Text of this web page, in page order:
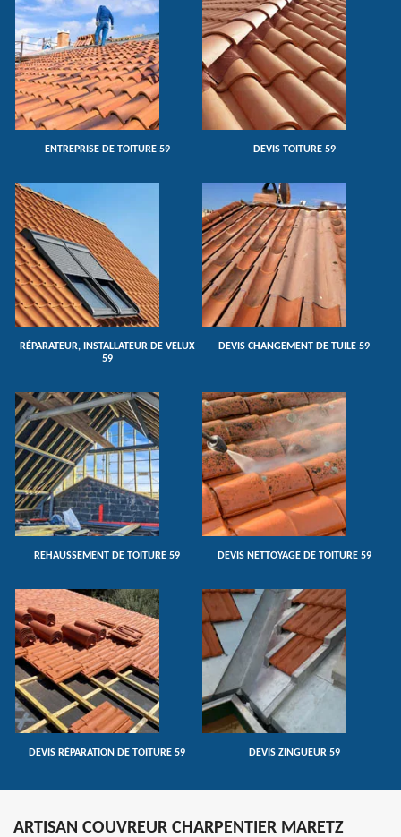
ENTREPRISE DE TOITURE 59 DEVIS TOITURE 59
RÉPARATEUR, INSTALLATEUR DE VELUX
59
DEVIS CHANGEMENT DE TUILE 59
REHAUSSEMENT DE TOITURE 59 DEVIS NETTOYAGE DE TOITURE 59
DEVIS RÉPARATION DE TOITURE 59 DEVIS ZINGUEUR 59
ARTISAN COUVREUR CHARPENTIER MARETZ